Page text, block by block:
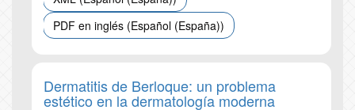
PDF en inglés (Español (España))
Dermatitis de Berloque: un problema
estético en la dermatología moderna